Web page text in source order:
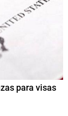
para visas